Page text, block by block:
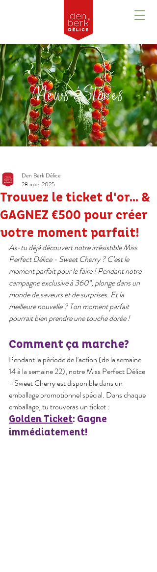
News & Stories
Trouvez le ticket d'or... &
GAGNEZ €500 pour créer
votre moment parfait!
Den Berk Délice
28 mars 2025
As-tu déjà découvert notre irrésistible Miss
Perfect Délice - Sweet Cherry ? C’est le
moment parfait pour le faire ! Pendant notre
campagne exclusive à 360°, plonge dans un
monde de saveurs et de surprises. Et la
meilleure nouvelle ? Ton moment parfait
pourrait bien prendre une touche dorée !
Comment ça marche?
Pendant la période de l’action (de la semaine
14 à la semaine 22), notre Miss Perfect Délice
- Sweet Cherry est disponible dans un
emballage promotionnel spécial. Dans chaque
emballage, tu trouveras un ticket :
Golden Ticket: Gagne
immédiatement!